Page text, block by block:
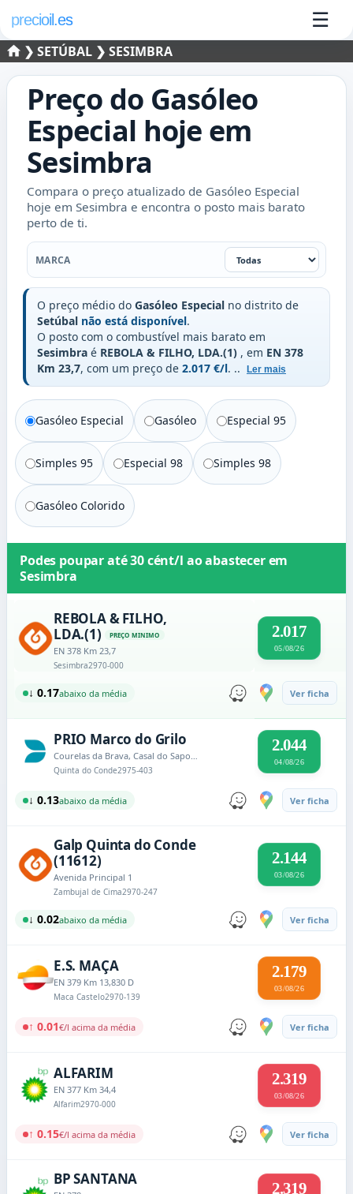
precioil.es ☰
❯SETÚBAL ❯ SESIMBRA
Preço do Gasóleo
Especial hoje em
Sesimbra
Compara o preço atualizado de Gasóleo Especial
hoje em Sesimbra e encontra o posto mais barato
perto de ti.
Marca
MARCA
O preço médio do Gasóleo Especial no distrito de
Setúbal não está disponível.
O posto com o combustível mais barato em
Sesimbra é REBOLA & FILHO, LDA.(1) , em EN 378
Km 23,7, com um preço de 2.017 €/l. .. Ler mais
Gasóleo Especial Gasóleo Especial 95
Simples 95 Especial 98 Simples 98
Gasóleo Colorido
Podes poupar até30 cént/l ao abastecer em
Sesimbra
REBOLA & FILHO,
LDA.(1)
PREÇO MINIMO
EN 378 Km 23,7
Sesimbra2970-000
2.017
05/08/26
↓ 0.17abaixo da média Ver ficha
PRIO Marco do Grilo
Courelas da Brava, Casal do Sapo, Marco do Grilo
Quinta do Conde2975-403
2.044
04/08/26
↓ 0.13abaixo da média Ver ficha
Galp Quinta do Conde
(11612)
Avenida Principal 1
Zambujal de Cima2970-247
2.144
03/08/26
↓ 0.02abaixo da média Ver ficha
E.S. MAÇA
EN 379 Km 13,830 D
Maca Castelo2970-139
2.179
03/08/26
↑ 0.01€/l acima da média Ver ficha
ALFARIM
EN 377 Km 34,4
Alfarim2970-000
2.319
03/08/26
↑ 0.15€/l acima da média Ver ficha
BP SANTANA
2.319